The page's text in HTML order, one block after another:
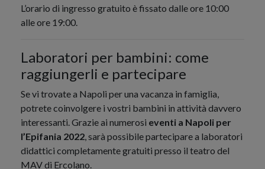
L’orario di ingresso gratuito è fissato dalle ore 10:00
alle ore 19:00.
Laboratori per bambini: come
raggiungerli e partecipare
Se vi trovate a Napoli per una vacanza in famiglia,
potrete coinvolgere i vostri bambini in attività davvero
interessanti. Grazie ai numerosi eventi a Napoli per
l’Epifania 2022, sarà possibile partecipare a laboratori
didattici completamente gratuiti presso il teatro del
MAV di Ercolano.